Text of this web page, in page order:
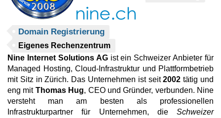
Domain Registrierung
Eigenes Rechenzentrum
Nine Internet Solutions AGist ein Schweizer Anbieter für
Managed Hosting, Cloud-Infrastruktur und Plattformbetrieb
mit Sitz in Zürich. Das Unternehmen ist seit2002 tätig und
eng mit Thomas Hug, CEO und Gründer, verbunden. Nine
versteht man am besten als professionellen
Infrastrukturpartner für Unternehmen, die Schweizer